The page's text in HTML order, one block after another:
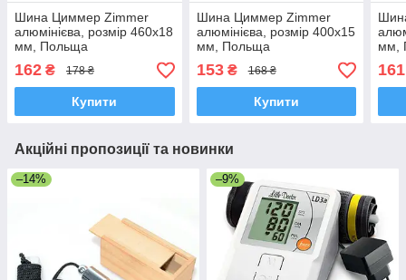
Шина Циммер Zimmer
алюмінієва, розмір 460х18
мм, Польща
162 ₴ 178 ₴
Купити
Шина Циммер Zimmer
алюмінієва, розмір 400х15
мм, Польща
153₴ 168 ₴
Купити
мм,
161
Акційні пропозиції та новинки
–14% –9%